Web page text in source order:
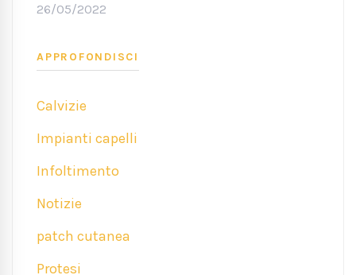
26/05/2022
APPROFONDISCI
Calvizie
Impianti capelli
Infoltimento
Notizie
patch cutanea
Protesi